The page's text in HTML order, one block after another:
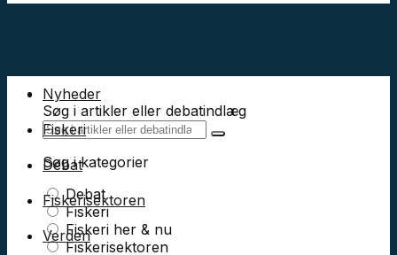
Søg i artikler eller debatindlæg
Søg i kategorier
Debat
Fiskeri
Fiskeri her & nu
Fiskerisektoren
Nyheder
Fiskeri
Debat
Fiskerisektoren
Verden